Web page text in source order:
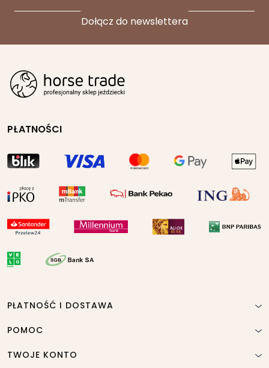
PŁATNOŚCI
PŁATNOŚĆ I DOSTAWA
POMOC
TWOJE KONTO